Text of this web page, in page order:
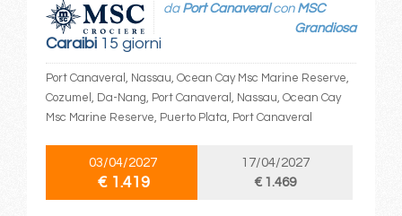
Caraibi15 giorni
da Port Canaveralcon MSC
Grandiosa
Port Canaveral, Nassau, Ocean Cay Msc Marine Reserve,
Cozumel, Da-Nang, Port Canaveral, Nassau, Ocean Cay
Msc Marine Reserve, Puerto Plata, Port Canaveral
03/04/2027
€ 1.419
17/04/2027
€ 1.469